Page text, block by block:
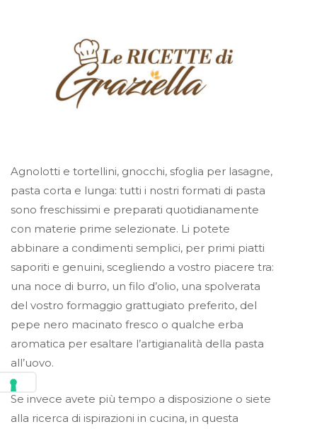
Agnolotti e tortellini, gnocchi, sfoglia per lasagne,
pasta corta e lunga: tutti i nostri formati di pasta
sono freschissimi e preparati quotidianamente
con materie prime selezionate. Li potete
abbinare a condimenti semplici, per primi piatti
saporiti e genuini, scegliendo a vostro piacere tra:
una noce di burro, un filo d’olio, una spolverata
del vostro formaggio grattugiato preferito, del
pepe nero macinato fresco o qualche erba
aromatica per esaltare l’artigianalità della pasta
all’uovo.
Se invece avete più tempo a disposizione o siete
alla ricerca di ispirazioni in cucina, in questa